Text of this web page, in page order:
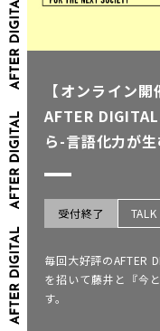
【オンライン
AFTER
ら-言語化力が
受付終了 TALK
毎回大好評のAFTER
を招いて藤井と『今
す。